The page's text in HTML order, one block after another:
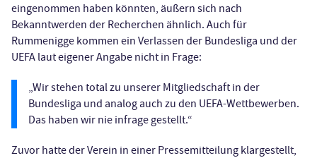
eingenommen haben könnten, äußern sich nach
Bekanntwerden der Recherchen ähnlich. Auch für
Rummenigge kommen ein Verlassen der Bundesliga und der
UEFA laut eigener Angabe nicht in Frage:
„Wir stehen total zu unserer Mitgliedschaft in der
Bundesliga und analog auch zu den UEFA-Wettbewerben.
Das haben wir nie infrage gestellt.“
Zuvor hatte der Verein in einer Pressemitteilung klargestellt,